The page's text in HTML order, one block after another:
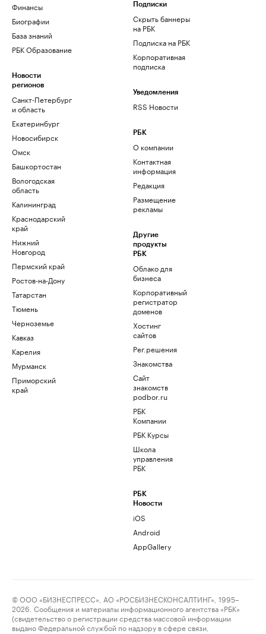
Финансы
Биографии
База знаний
РБК Образование
Новости
регионов
Санкт-Петербург
и область
Екатеринбург
Новосибирск
Омск
Башкортостан
Вологодская
область
Калининград
Краснодарский
край
Нижний
Новгород
Пермский край
Ростов-на-Дону
Татарстан
Тюмень
Черноземье
Кавказ
Карелия
Мурманск
Приморский
край
Подписки
Скрыть баннеры
на РБК
Подписка на РБК
Корпоративная
подписка
Уведомления
RSS Новости
РБК
О компании
Контактная
информация
Редакция
Размещение
рекламы
Другие
продукты
РБК
Облако для
бизнеса
Корпоративный
регистратор
доменов
Хостинг
сайтов
Рег.решения
Знакомства
Сайт
знакомств
podbor.ru
РБК
Компании
РБК Курсы
Школа
управления
РБК
РБК
Новости
iOS
Android
AppGallery
© ООО «БИЗНЕСПРЕСС», АО «РОСБИЗНЕСКОНСАЛТИНГ», 1995–
2026. Сообщения и материалы информационного агентства «РБК»
(свидетельство о регистрации средства массовой информации
выдано Федеральной службой по надзору в сфере связи,